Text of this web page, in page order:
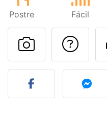
Postre Fácil
Publicar